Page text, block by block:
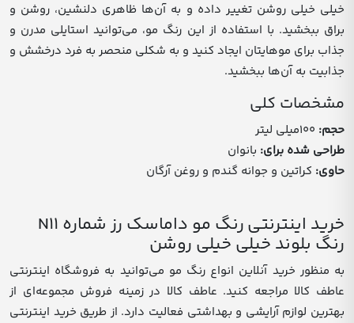
خیلی خیلی روشن تغییر داده و به آن‌ها ظاهری دلنشین، روشن و
براق ببخشید. با استفاده از این رنگ مو، می‌توانید استایلی مدرن و
جذاب برای موهایتان ایجاد کنید و به شکلی منحصر به فرد درخشش و
جذابیت به آن‌ها ببخشید.
مشخصات کلی
حجم: 100میلی لیتر
طراحی شده برای: بانوان
حاوی: کراتین و جوانه گندم و روغن آرگان
خرید اینترنتی رنگ مو داماسک رز شماره N11
رنگ بلوند خیلی خیلی روشن
به منظور خرید آنلاین انواع رنگ مو می‌توانید به فروشگاه اینترنتی
عاطف کالا مراجعه کنید. عاطف کالا در زمینه فروش مجموعه‌ای از
بهترین لوازم آرایشی و بهداشتی فعالیت دارد. از طریق خرید اینترنتی